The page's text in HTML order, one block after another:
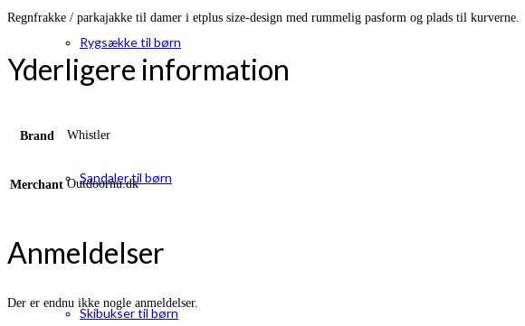
Rygsække til børn
Sandaler til børn
Skibukser til børn
Regnfrakke / parkajakke til damer i etplus size-design med rummelig pasform og plads til kurverne.
Yderligere information
Brand Whistler
Merchant Outdoornu.dk
Anmeldelser
Der er endnu ikke nogle anmeldelser.